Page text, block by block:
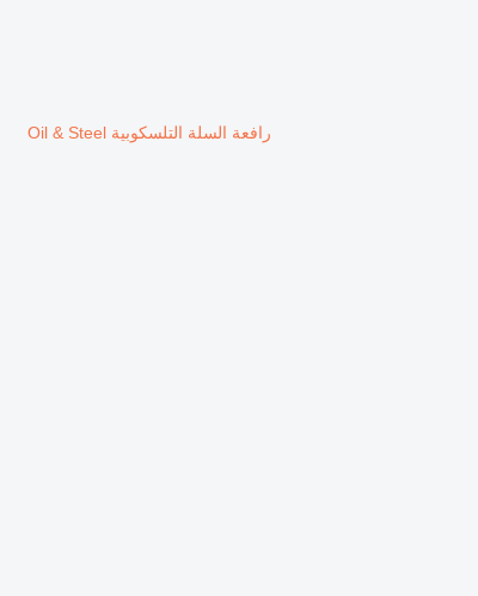
رافعة السلة التلسكوبية Oil & Steel